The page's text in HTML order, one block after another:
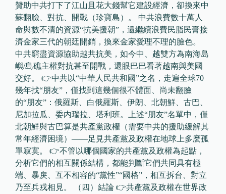
贊助中共打下了江山且花大錢幫它建設經濟，卻換來中
蘇翻臉、對抗、開戰（珍寶島）。 中共浪費數十萬人
命與數不清的資源“抗美援朝”，還繼續浪費民脂民膏接
濟金家三代的朝廷開銷，換來金家愛理不理的臉色。
中共窮盡資源協助越共抗美，如今中、越雙方為南海島
嶼/島礁主權對抗甚至開戰，還眼巴巴看著越南與美國
交好。 👉中共以“中華人民共和國”之名，走遍全球70
幾年找“朋友”，僅找到這幾個很不體面、尚未翻臉
的“朋友”：俄羅斯、白俄羅斯、伊朗、北朝鮮、古巴、
尼加拉瓜、委内瑞拉、塔利班。上述“朋友”名單中，僅
北朝鮮與古巴算是共產黨政權（需要中共的援助緩解其
常年經濟困境）——足見共產黨及政權在地球上多麽孤
單寂寞。 👉不管以哪個國家的共產黨及政權為起點，
分析它們的相互關係結構，都能判斷它們共同具有極
端、暴戾、互不相容的“黨性”“國格”，相互拆台、對立
乃至兵戎相見。 （四）結論 👉共產黨及政權在世界政